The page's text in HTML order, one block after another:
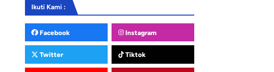
Ikuti Kami :
Facebook Instagram
Twitter Tiktok